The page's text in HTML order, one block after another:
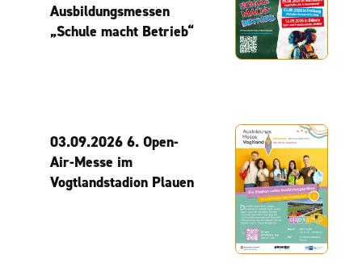
Ausbildungsmessen
„Schule macht Betrieb“
03.09.2026 6. Open-
Air-Messe im
Vogtlandstadion Plauen